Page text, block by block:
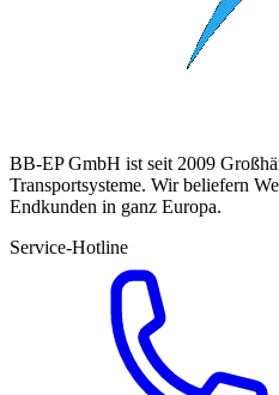
BB-EP GmbH ist seit 2009
Transportsysteme. Wir beliefern
Endkunden in ganz Europa.
Service-Hotline